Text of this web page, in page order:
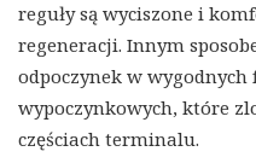
reguły są wyciszone i
regeneracji. Innym
odpoczynek w
wypoczynkowych, które
częściach terminalu.